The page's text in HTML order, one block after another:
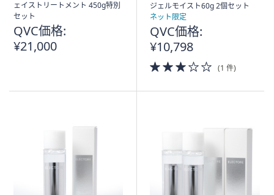
ェイストリートメント 450g特別
セット
QVC価格:
¥21,000
ジェルモイスト60g 2個セット
ネット限定
QVC価格:
¥10,798
3.0
of
(1 件)